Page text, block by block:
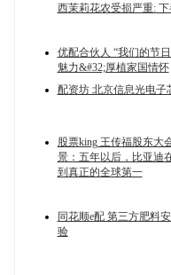
西茉莉花农受损严重:
优配合伙人 “我们的节
魅力&#32;厚植家国情怀
配资坊 北京信息光电子
股票king 王传福股东大
景：五年以后，比亚迪
到真正的全球第一
同花顺e配 第三方肥料
验